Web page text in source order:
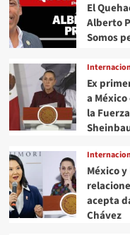
El
Alberto
Somos
Ex
a
la
México
acepta
Chávez